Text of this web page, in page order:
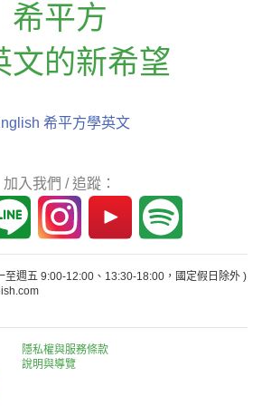
希平方
文的新希望
希平方學英文
加入我們 / 追蹤：
至週五 9:00-12:00、13:30-18:00，國定假日除外 )
隱私權與服務條款
說明與導覽